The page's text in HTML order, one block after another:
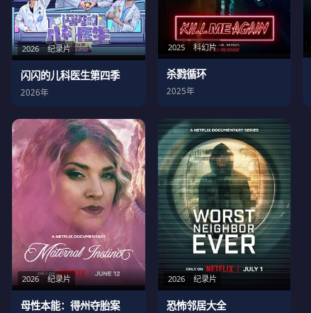
2026 纪录片
闪闪的儿科医生第四季
2026年
2025 科幻片
杀戮循环
2025年
2026 纪录片
母性本能：得州夺胎案
2026 纪录片
恐怖邻居大全